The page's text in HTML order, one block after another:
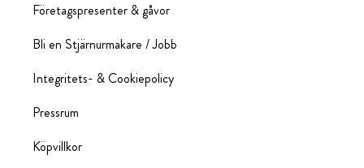
Företagspresenter & gåvor
Bli en Stjärnurmakare / Jobb
Integritets- & Cookiepolicy
Pressrum
Köpvillkor